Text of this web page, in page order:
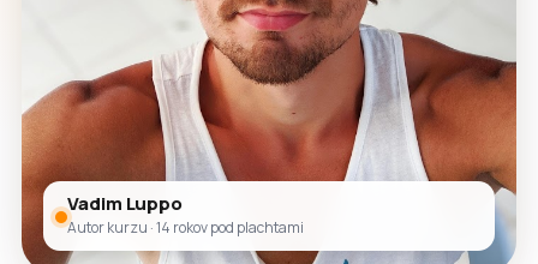
Vadim Luppo
Autor kurzu · 14 rokov pod plachtami